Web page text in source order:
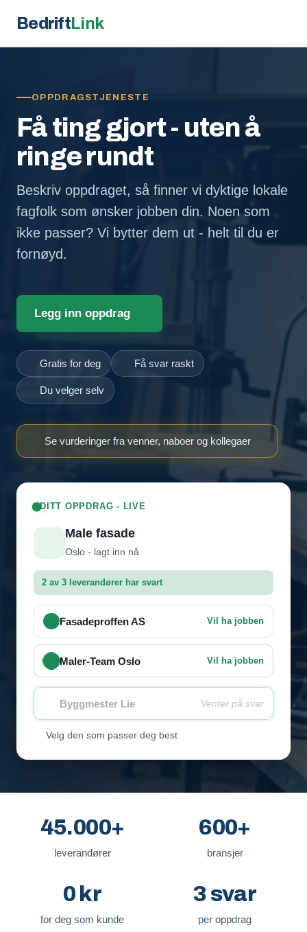
BedriftLink
OPPDRAGSTJENESTE
Få ting gjort - uten å
ringe rundt
Beskriv oppdraget, så finner vi dyktige lokale
fagfolk som ønsker jobben din. Noen som
ikke passer? Vi bytter dem ut - helt til du er
fornøyd.
Legg inn oppdrag
Gratis for deg Få svar raskt
Du velger selv
Se vurderinger fra venner, naboer og kollegaer
DITT OPPDRAG - LIVE
Male fasade
Oslo - lagt inn nå
2 av 3 leverandører har svart
Fasadeproffen AS Vil ha jobben
Maler-Team Oslo Vil ha jobben
Byggmester Lie Venter på svar
Velg den som passer deg best
45.000+
leverandører
600+
bransjer
0 kr
for deg som kunde
3 svar
per oppdrag